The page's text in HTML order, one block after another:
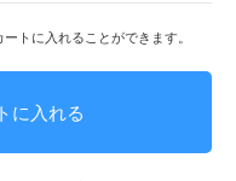
トに入れることができます。
に入れる